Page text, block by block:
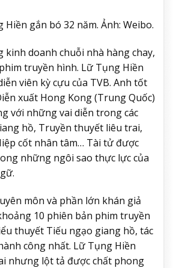
gắn bó 32 năm. Ảnh: Weibo.
kinh doanh chuỗi nhà hàng chay,
truyền hình. Lữ Tụng Hiền
viên kỳ cựu của TVB. Anh tốt
xuất Hong Kong (Trung Quốc)
với những vai diễn trong các
hồ, Truyền thuyết liêu trai,
cốt nhân tâm… Tài tử được
những ngôi sao thực lực của
môn và phần lớn khán giả
10 phiên bản phim truyền
thuyết Tiếu ngạo giang hồ, tác
công nhất. Lữ Tụng Hiền
nhưng lột tả được chất phong